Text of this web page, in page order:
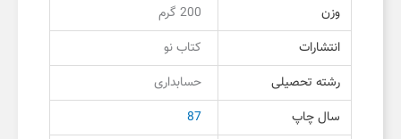
وزن
200 گرم
انتشارات
کتاب نو
رشته تحصیلی
حسابداری
سال چاپ
87